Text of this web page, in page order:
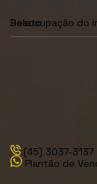
Desocupação do
2ª Via de Boleto
(45) 3037-3137
Plantão de